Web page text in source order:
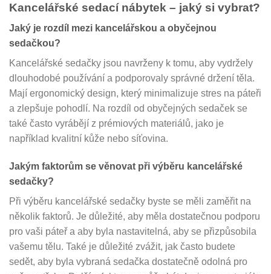
Kancelářské sedací nábytek – jaký si vybrat?
Jaký je rozdíl mezi kancelářskou a obyčejnou
sedačkou?
Kancelářské sedačky jsou navrženy k tomu, aby vydržely
dlouhodobé používání a podporovaly správné držení těla.
Mají ergonomický design, který minimalizuje stres na páteři
a zlepšuje pohodlí. Na rozdíl od obyčejných sedaček se
také často vyrábějí z prémiových materiálů, jako je
například kvalitní kůže nebo síťovina.
Jakým faktorům se věnovat při výběru kancelářské
sedačky?
Při výběru kancelářské sedačky byste se měli zaměřit na
několik faktorů. Je důležité, aby měla dostatečnou podporu
pro vaši páteř a aby byla nastavitelná, aby se přizpůsobila
vašemu tělu. Také je důležité zvážit, jak často budete
sedět, aby byla vybraná sedačka dostatečně odolná pro